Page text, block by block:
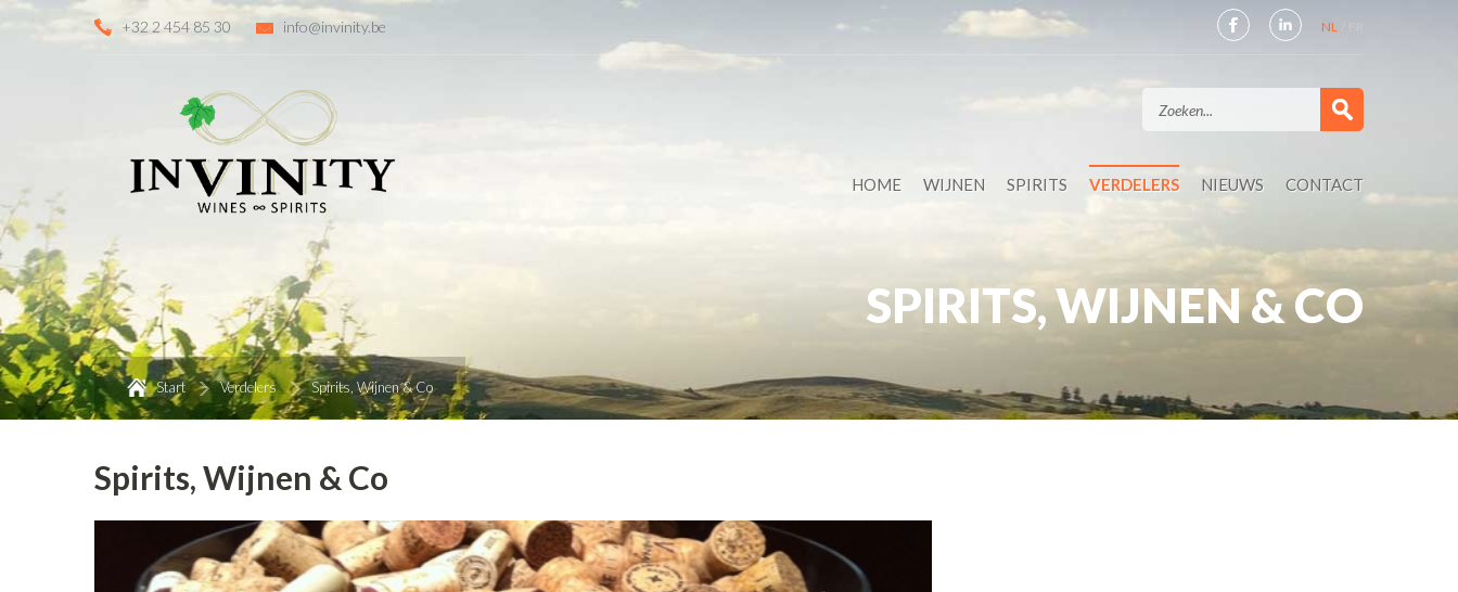
+32 2 454 85 30 info@invinity.be NL
HOME WIJNEN SPIRITS VERDELERS NIEUWS CONTACT
SPIRITS, WIJNEN & CO
Start Verdelers Spirits, Wijnen & Co
Spirits, Wijnen & Co